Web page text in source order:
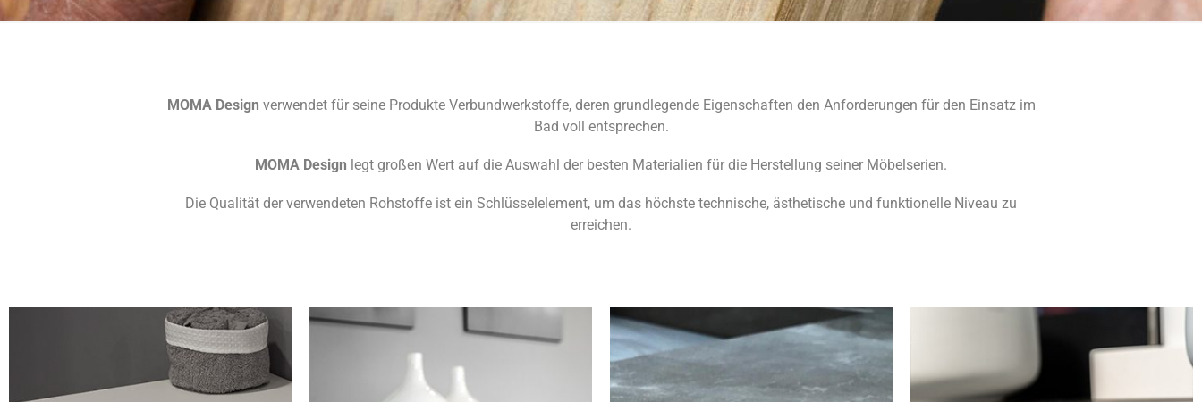
MOMA Design verwendet für seine Produkte Verbundwerkstoffe, deren grundlegende Eigenschaften den Anforderungen für den Einsatz im
Bad voll entsprechen.
MOMA Design legt großen Wert auf die Auswahl der besten Materialien für die Herstellung seiner Möbelserien.
Die Qualität der verwendeten Rohstoffe ist ein Schlüsselelement, um das höchste technische, ästhetische und funktionelle Niveau zu
erreichen.